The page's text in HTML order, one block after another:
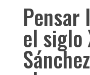
Pensar
el siglo